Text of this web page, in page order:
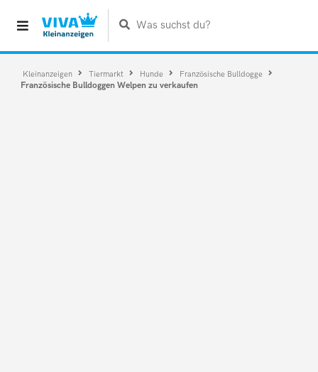
Was suchst du?
Kleinanzeigen Tiermarkt Hunde Französische Bulldogge
Französische Bulldoggen Welpen zu verkaufen